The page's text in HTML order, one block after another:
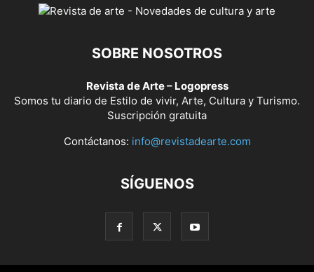
SOBRE NOSOTROS
Revista de Arte – Logopress
Somos tu diario de Estilo de vivir, Arte, Cultura y Turismo.
Suscripción gratuita
Contáctanos: info@revistadearte.com
SÍGUENOS